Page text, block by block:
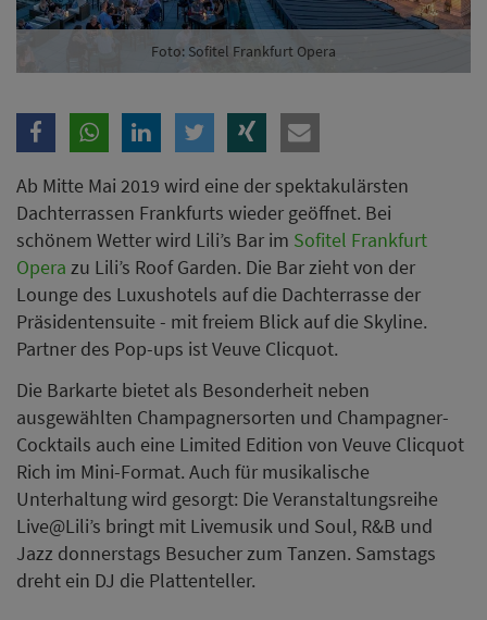
Foto: Sofitel Frankfurt Opera
Ab Mitte Mai 2019 wird eine der spektakulärsten
Dachterrassen Frankfurts wieder geöffnet. Bei
schönem Wetter wird Lili’s Bar im Sofitel Frankfurt
Opera zu Lili’s Roof Garden. Die Bar zieht von der
Lounge des Luxushotels auf die Dachterrasse der
Präsidentensuite - mit freiem Blick auf die Skyline.
Partner des Pop-ups ist Veuve Clicquot.
Die Barkarte bietet als Besonderheit neben
ausgewählten Champagnersorten und Champagner-
Cocktails auch eine Limited Edition von Veuve Clicquot
Rich im Mini-Format. Auch für musikalische
Unterhaltung wird gesorgt: Die Veranstaltungsreihe
Live@Lili’s bringt mit Livemusik und Soul, R&B und
Jazz donnerstags Besucher zum Tanzen. Samstags
dreht ein DJ die Plattenteller.